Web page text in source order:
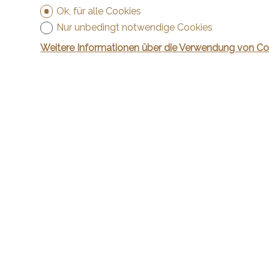
Ok, für alle Cookies
Nur unbedingt notwendige Cookies
Weitere Informationen über die Verwendung von